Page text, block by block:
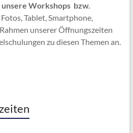
Workshops bzw.
Tablet, Smartphone,
unserer Öffnungszeiten
zu diesen Themen an.